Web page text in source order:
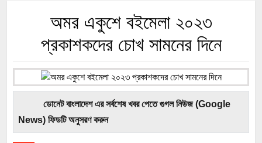
অমর একুশে বইমেলা ২০২৩
প্রকাশকদের চোখ সামনের দিনে
ডোনেট বাংলাদেশ এর সর্বশেষ খবর পেতে গুগল নিউজ (Google
News) ফিডটি অনুসরণ করুন